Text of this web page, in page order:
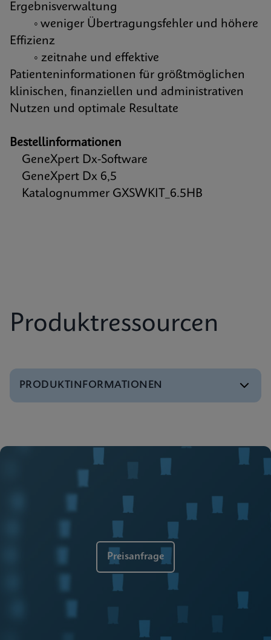
Ergebnisverwaltung
◦ weniger Übertragungsfehler und höhere
Effizienz
◦ zeitnahe und effektive
Patienteninformationen für größtmöglichen
klinischen, finanziellen und administrativen
Nutzen und optimale Resultate
Bestellinformationen
GeneXpert Dx-Software
GeneXpert Dx 6,5
Katalognummer GXSWKIT_6.5HB
Produktressourcen
PRODUKTINFORMATIONEN
Broschüre
Cepheid Global Services
Preisanfrage